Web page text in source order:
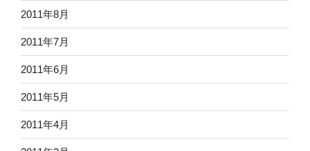
2011年8月
2011年7月
2011年6月
2011年5月
2011年4月